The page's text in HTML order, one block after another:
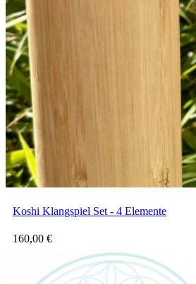
Koshi Klangspiel Set - 4 Elemente
160,00 €